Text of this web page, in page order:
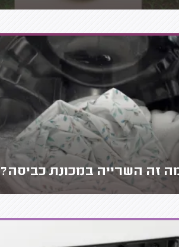
זה השרייה במכונת כביסה?